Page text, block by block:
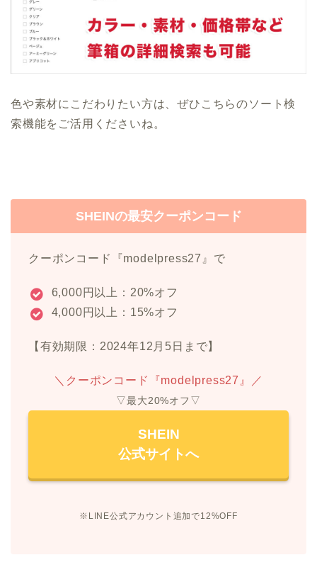
色や素材にこだわりたい方は、ぜひこちらのソート検
索機能をご活用くださいね。
SHEINの最安クーポンコード
クーポンコード『modelpress27』で
6,000円以上：20%オフ
4,000円以上：15%オフ
【有効期限：2024年12月5日まで】
＼クーポンコード『modelpress27』／
▽最大20%オフ▽
SHEIN
公式サイトへ
※LINE公式アカウント追加で12%OFF